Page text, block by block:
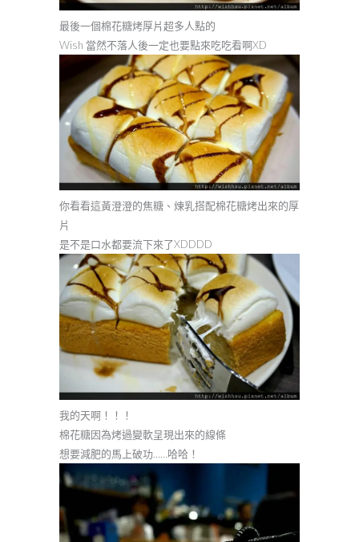
最後一個棉花糖烤厚片超多人點的
Wish 當然不落人後一定也要點來吃吃看啊XD
你看看這黃澄澄的焦糖、煉乳搭配棉花糖烤出來的厚
片
是不是口水都要流下來了XDDDD
我的天啊！！！
棉花糖因為烤過變軟呈現出來的線條
想要減肥的馬上破功……哈哈！